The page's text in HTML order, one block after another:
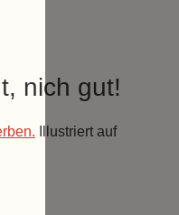
nich gut!
Illustriert auf